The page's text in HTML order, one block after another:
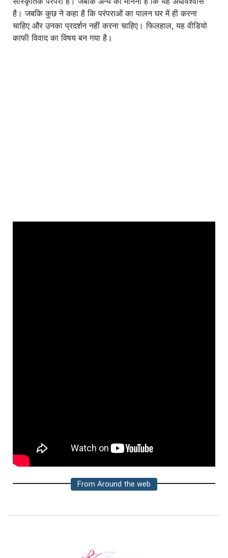
है। जबकि कुछ ने कहा है कि परंपराओं का पालन घर में ही करना
चाहिए और उनका प्रदर्शन नहीं करना चाहिए। फिलहाल, यह वीडियो
काफी विवाद का विषय बन गया है।
From Around the web